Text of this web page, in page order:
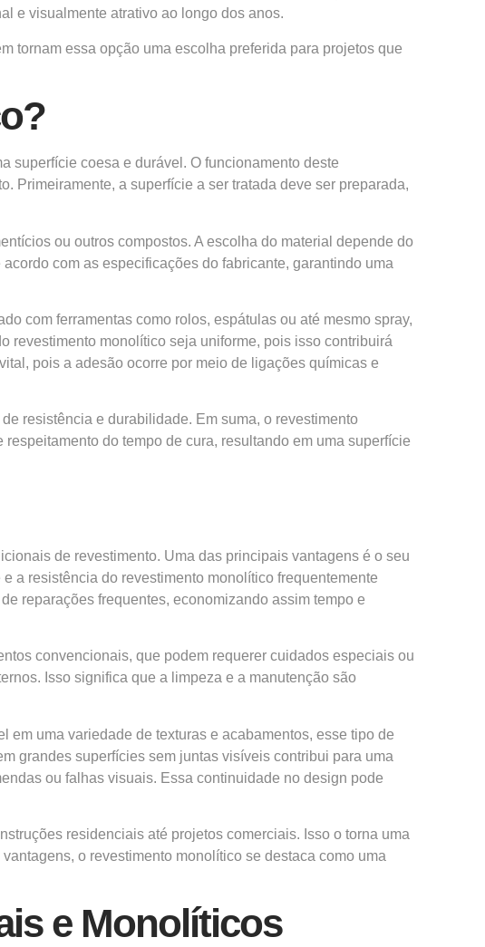
e visualmente atrativo ao longo dos anos.
tornam essa opção uma escolha preferida para projetos que
superfície coesa e durável. O funcionamento deste
Primeiramente, a superfície a ser tratada deve ser preparada,
ou outros compostos. A escolha do material depende do
com as especificações do fabricante, garantindo uma
com ferramentas como rolos, espátulas ou até mesmo spray,
revestimento monolítico seja uniforme, pois isso contribuirá
pois a adesão ocorre por meio de ligações químicas e
resistência e durabilidade. Em suma, o revestimento
do tempo de cura, resultando em uma superfície
de revestimento. Uma das principais vantagens é o seu
a resistência do revestimento monolítico frequentemente
reparações frequentes, economizando assim tempo e
convencionais, que podem requerer cuidados especiais ou
Isso significa que a limpeza e a manutenção são
uma variedade de texturas e acabamentos, esse tipo de
grandes superfícies sem juntas visíveis contribui para uma
ou falhas visuais. Essa continuidade no design pode
residenciais até projetos comerciais. Isso o torna uma
o revestimento monolítico se destaca como uma
e Monolíticos